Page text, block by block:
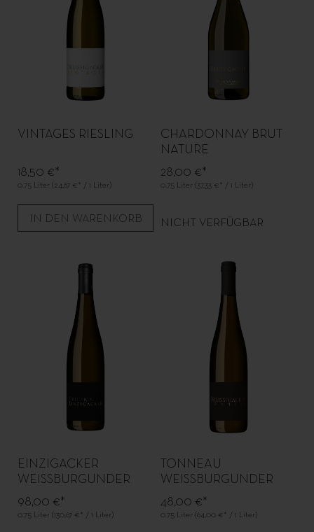
VINTAGES RIESLING
18,50 €*
0.75 Liter (24,67 €* / 1 Liter)
IN DEN WARENKORB
CHARDONNAY BRUT
NATURE
28,00 €*
0.75 Liter (37,33 €* / 1 Liter)
NICHT VERFÜGBAR
EINZIGACKER
WEISSBURGUNDER
98,00 €*
0.75 Liter (130,67 €* / 1 Liter)
TONNEAU
WEISSBURGUNDER
48,00 €*
0.75 Liter (64,00 €* / 1 Liter)